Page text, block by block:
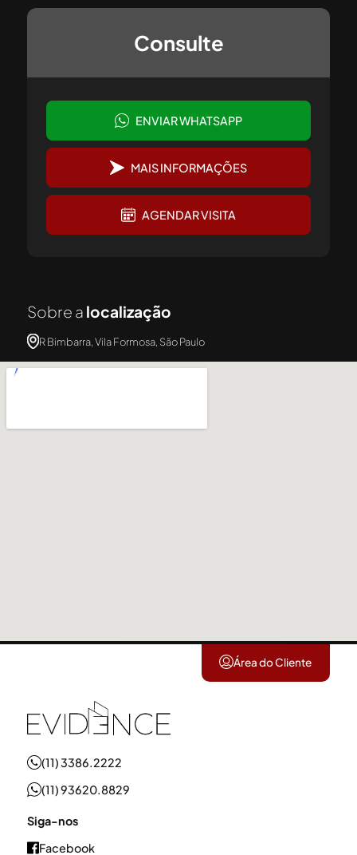
Consulte
ENVIAR WHATSAPP
MAIS INFORMAÇÕES
AGENDAR VISITA
Sobre a localização
R Bimbarra, Vila Formosa, São Paulo
Área do Cliente
(11) 3386.2222
(11) 93620.8829
Siga-nos
Facebook